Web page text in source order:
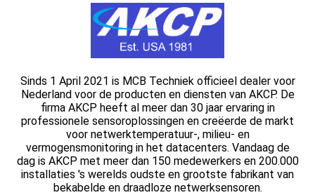
Sinds 1 April 2021 is MCB Techniek officieel dealer voor
Nederland voor de producten en diensten van AKCP. De
firma AKCP heeft al meer dan 30 jaar ervaring in
professionele sensoroplossingen en creëerde de markt
voor netwerktemperatuur-, milieu- en
vermogensmonitoring in het datacenters. Vandaag de
dag is AKCP met meer dan 150 medewerkers en 200.000
installaties 's werelds oudste en grootste fabrikant van
bekabelde en draadloze netwerksensoren.